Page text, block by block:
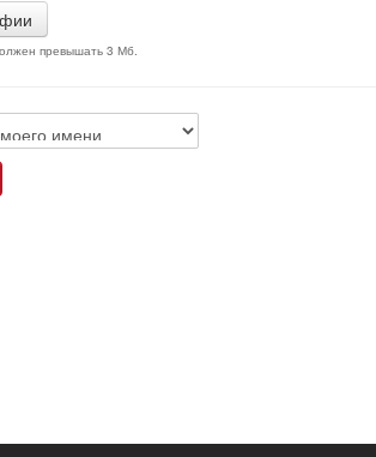
превышать 3 Мб.